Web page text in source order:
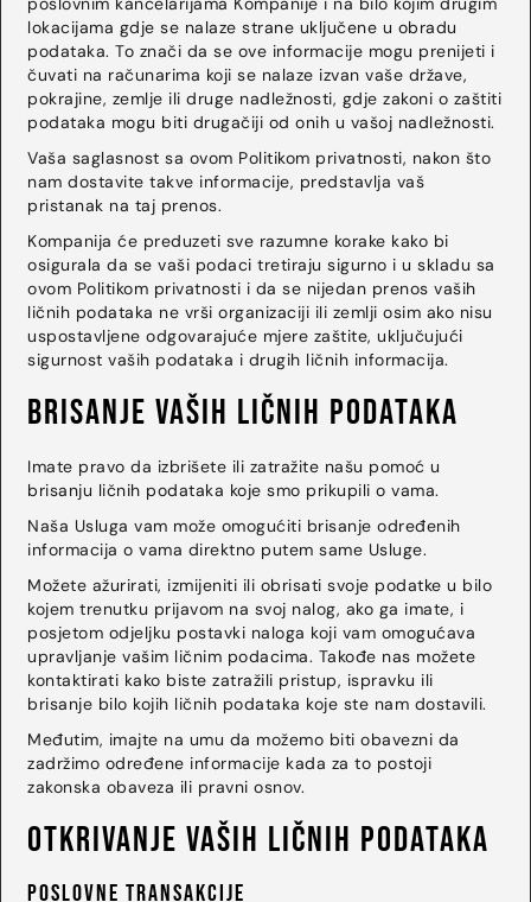
lokacijama gdje se nalaze strane uključene u obradu
podataka. To znači da se ove informacije mogu prenijeti i
čuvati na računarima koji se nalaze izvan vaše države,
pokrajine, zemlje ili druge nadležnosti, gdje zakoni o zaštiti
podataka mogu biti drugačiji od onih u vašoj nadležnosti.
Vaša saglasnost sa ovom Politikom privatnosti, nakon što
nam dostavite takve informacije, predstavlja vaš
pristanak na taj prenos.
Kompanija će preduzeti sve razumne korake kako bi
osigurala da se vaši podaci tretiraju sigurno i u skladu sa
ovom Politikom privatnosti i da se nijedan prenos vaših
ličnih podataka ne vrši organizaciji ili zemlji osim ako nisu
uspostavljene odgovarajuće mjere zaštite, uključujući
sigurnost vaših podataka i drugih ličnih informacija.
Brisanje vaših ličnih podataka
Imate pravo da izbrišete ili zatražite našu pomoć u
brisanju ličnih podataka koje smo prikupili o vama.
Naša Usluga vam može omogućiti brisanje određenih
informacija o vama direktno putem same Usluge.
Možete ažurirati, izmijeniti ili obrisati svoje podatke u bilo
kojem trenutku prijavom na svoj nalog, ako ga imate, i
posjetom odjeljku postavki naloga koji vam omogućava
upravljanje vašim ličnim podacima. Takođe nas možete
kontaktirati kako biste zatražili pristup, ispravku ili
brisanje bilo kojih ličnih podataka koje ste nam dostavili.
Međutim, imajte na umu da možemo biti obavezni da
zadržimo određene informacije kada za to postoji
zakonska obaveza ili pravni osnov.
Otkrivanje vaših ličnih podataka
Poslovne transakcije